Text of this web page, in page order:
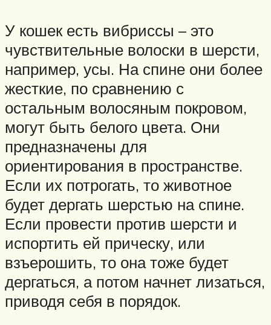
У кошек есть вибриссы – это
чувствительные волоски в шерсти,
например, усы. На спине они более
жесткие, по сравнению с
остальным волосяным покровом,
могут быть белого цвета. Они
предназначены для
ориентирования в пространстве.
Если их потрогать, то животное
будет дергать шерстью на спине.
Если провести против шерсти и
испортить ей прическу, или
взъерошить, то она тоже будет
дергаться, а потом начнет лизаться,
приводя себя в порядок.